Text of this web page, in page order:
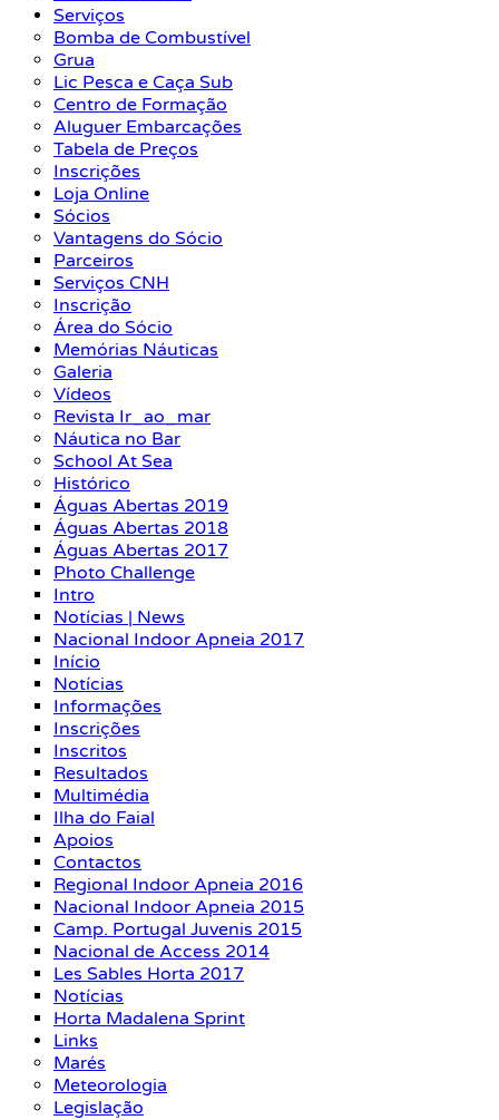
Serviços
Bomba de Combustível
Grua
Lic Pesca e Caça Sub
Centro de Formação
Aluguer Embarcações
Tabela de Preços
Inscrições
Loja Online
Sócios
Vantagens do Sócio
Parceiros
Serviços CNH
Inscrição
Área do Sócio
Memórias Náuticas
Galeria
Vídeos
Revista Ir_ao_mar
Náutica no Bar
School At Sea
Histórico
Águas Abertas 2019
Águas Abertas 2018
Águas Abertas 2017
Photo Challenge
Intro
Notícias | News
Nacional Indoor Apneia 2017
Início
Notícias
Informações
Inscrições
Inscritos
Resultados
Multimédia
Ilha do Faial
Apoios
Contactos
Regional Indoor Apneia 2016
Nacional Indoor Apneia 2015
Camp. Portugal Juvenis 2015
Nacional de Access 2014
Les Sables Horta 2017
Notícias
Horta Madalena Sprint
Links
Marés
Meteorologia
Legislação